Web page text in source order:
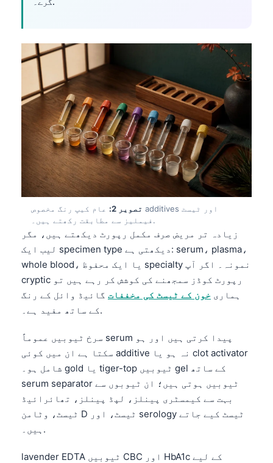
تصویر 2:
عام کیپ رنگ مخصوص additives اور ٹیسٹ
فیملیز سے مطابقت رکھتے ہیں۔.
زیادہ تر مریض صرف مکمل رپورٹ دیکھتے ہیں، مگر
لیب ایک specimen type دیکھتی ہے: serum، plasma،
whole blood، یا ایک محفوظ specialty نمونہ۔ اگر آپ
cryptic رپورٹ کوڈز سمجھنے کی کوشش کر رہے ہیں تو
ہماری خون کے ٹیسٹ کی مخففات گائیڈ وائل کے رنگ
کے ساتھ مفید ہے۔.
سرخ ٹیوبیں عموماً serum پیدا کرتی ہیں اور ہو
سکتا ہے ان میں کوئی additive نہ ہو یا clot activator
شامل ہو۔ gold یا tiger-top ٹیوبیں gel کے ساتھ
serum separator ٹیوبیں ہوتی ہیں؛ ان ٹیوبوں سے
بہت سے کیمسٹری پینلز، لپڈ پینلز، تھائرائیڈ
ٹیسٹ، وٹامن D ٹیسٹ، اور serology ٹیسٹ کیے جاتے
ہیں۔.
lavender EDTA ٹیوبیں CBC اور HbA1c کے لیے